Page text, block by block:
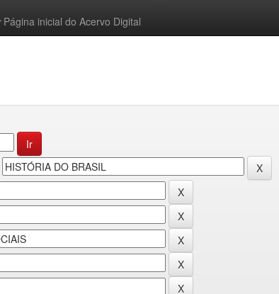
Página inicial do Acervo Digital